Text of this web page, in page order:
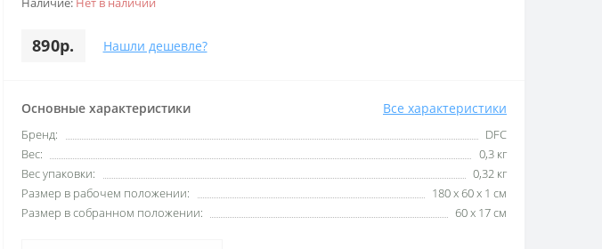
890р. Нашли дешевле?
Основные характеристики Все характеристики
Бренд:
DFC
Вес:
0,3 кг
Вес упаковки:
0,32 кг
Размер в рабочем положении:
180 х 60 х 1 см
Размер в собранном положении:
60 х 17 см